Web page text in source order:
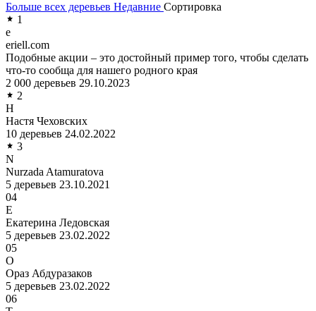
Больше всех деревьев Недавние Сортировка
1
e
eriell.com
Подобные акции – это достойный пример того, чтобы сделать
что-то сообща для нашего родного края
2 000 деревьев 29.10.2023
2
Н
Настя Чеховских
10 деревьев 24.02.2022
3
N
Nurzada Atamuratova
5 деревьев 23.10.2021
04
Е
Екатерина Ледовская
5 деревьев 23.02.2022
05
О
Ораз Абдуразаков
5 деревьев 23.02.2022
06